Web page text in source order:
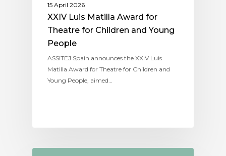
15 April 2026
XXIV Luis Matilla Award for
Theatre for Children and Young
People
ASSITEJ Spain announces the XXIV Luis
Matilla Award for Theatre for Children and
Young People, aimed…